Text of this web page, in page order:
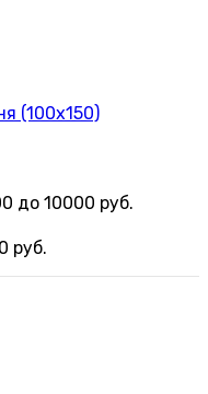
(100х150)